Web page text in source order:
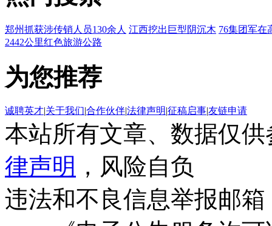
郑州抓获涉传销人员130余人 江西挖出巨型阴沉木 76集团军在
2442公里红色旅游公路
为您推荐
诚聘英才|关于我们|合作伙伴|法律声明|征稿启事|友链申请
本站所有文章、数据仅
律声明 ，风险自负
违法和不良信息举报邮箱